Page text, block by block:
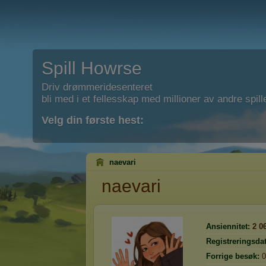
Spill Howrse
Driv drømmeridesenteret
bli med i et fellesskap med millioner av andre
Velg din første hest:
naevari
naevari
Ansiennitet: 2
Forrige besøk: